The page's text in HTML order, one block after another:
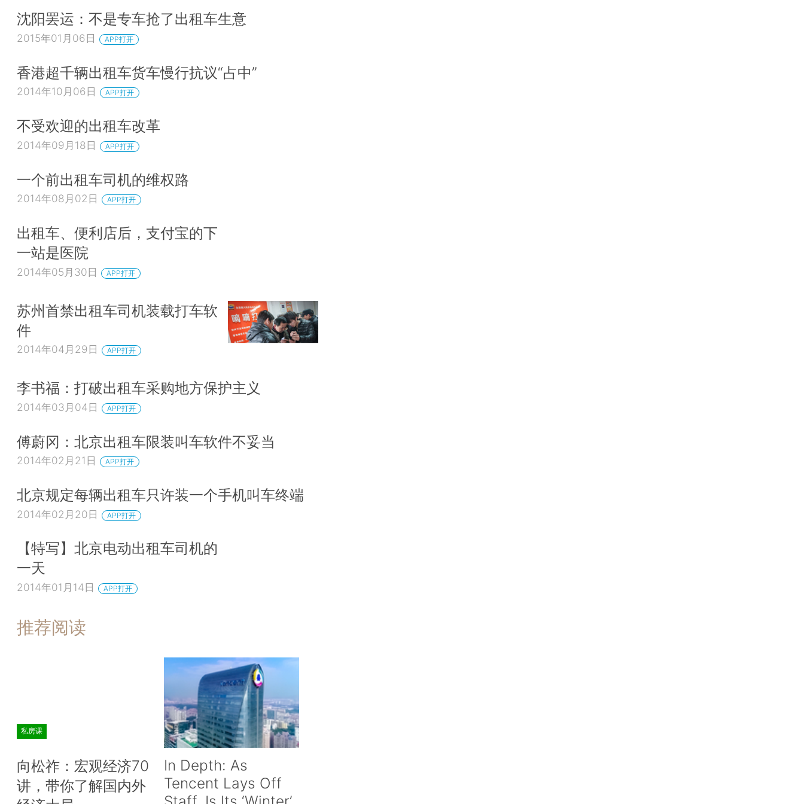
沈阳罢运：不是专车抢了出租车生意
2015年01月06日 APP打开
香港超千辆出租车货车慢行抗议“占中”
2014年10月06日 APP打开
不受欢迎的出租车改革
2014年09月18日 APP打开
一个前出租车司机的维权路
2014年08月02日 APP打开
出租车、便利店后，支付宝的下
一站是医院
2014年05月30日 APP打开
苏州首禁出租车司机装载打车软
件
2014年04月29日 APP打开
李书福：打破出租车采购地方保护主义
2014年03月04日 APP打开
傅蔚冈：北京出租车限装叫车软件不妥当
2014年02月21日 APP打开
北京规定每辆出租车只许装一个手机叫车终端
2014年02月20日 APP打开
【特写】北京电动出租车司机的
一天
2014年01月14日 APP打开
推荐阅读
私房课
向松祚：宏观经济70
讲，带你了解国内外
In Depth: As
Tencent Lays Off